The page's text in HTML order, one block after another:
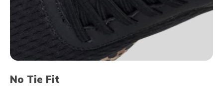
No Tie Fit